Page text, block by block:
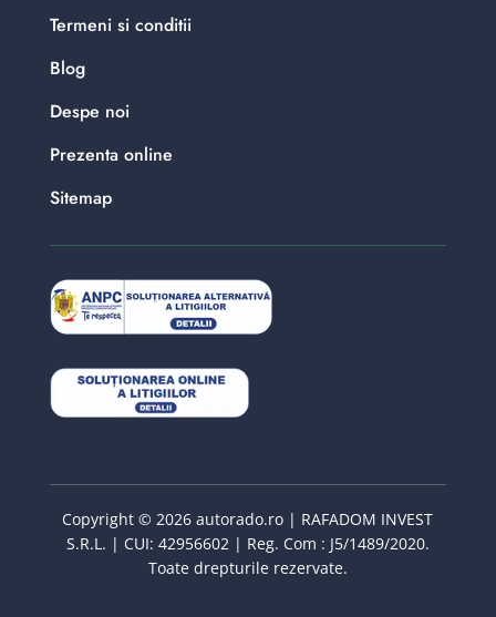
Termeni si conditii
Blog
Despe noi
Prezenta online
Sitemap
Copyright © 2026 autorado.ro | RAFADOM INVEST
S.R.L. | CUI: 42956602 | Reg. Com : J5/1489/2020.
Toate drepturile rezervate.